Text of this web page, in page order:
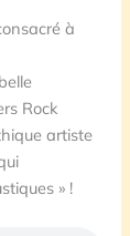
à
Rock
artiste
» !